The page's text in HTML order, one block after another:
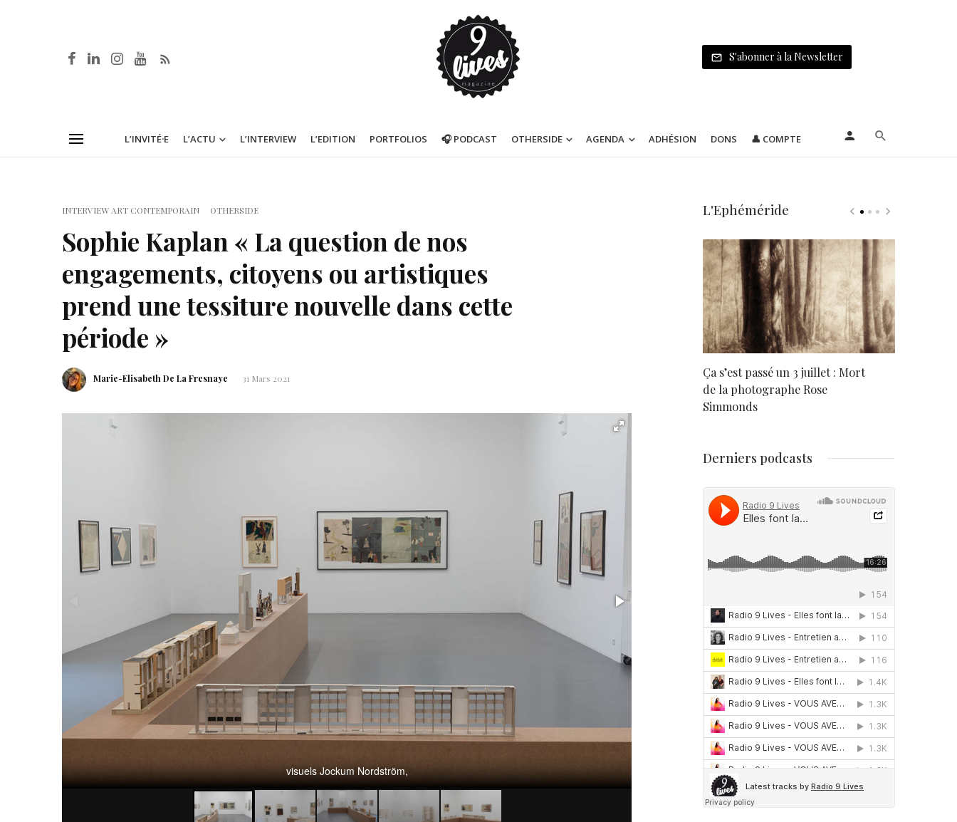
S'abonner à la Newsletter
L’INVITÉ·E L’ACTU L’INTERVIEW L’EDITION PORTFOLIOS 🎧 PODCAST OTHERSIDE AGENDA ADHÉSION DONS 👤 COMPTE
INTERVIEW ART CONTEMPORAIN OTHERSIDE
Sophie Kaplan « La question de nos
engagements, citoyens ou artistiques
prend une tessiture nouvelle dans cette
période »
Marie-Elisabeth De La Fresnaye 31 Mars 2021
visuels Jockum Nordström, visuels Jockum
L'Ephéméride
Ça s’est passé un 3 juillet : Mort
de la photographe Rose
Simmonds
Derniers podcasts